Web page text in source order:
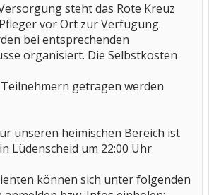
steht das Rote Kreuz
vor Ort zur Verfügung.
bei entsprechenden
organisiert. Die Selbstkosten
getragen werden
unseren heimischen Bereich ist
Lüdenscheid um 22:00 Uhr
können sich unter folgenden